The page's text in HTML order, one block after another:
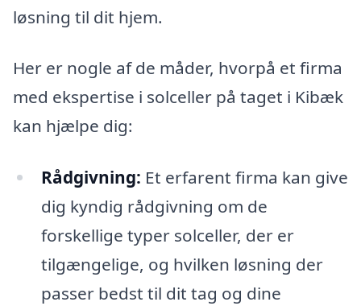
løsning til dit hjem.
Her er nogle af de måder, hvorpå et firma
med ekspertise i solceller på taget i Kibæk
kan hjælpe dig:
Rådgivning: Et erfarent firma kan give
dig kyndig rådgivning om de
forskellige typer solceller, der er
tilgængelige, og hvilken løsning der
passer bedst til dit tag og dine